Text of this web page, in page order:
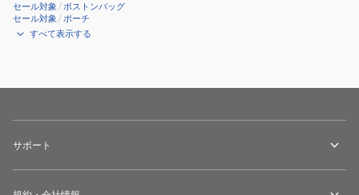
セール対象 /ボストンバッグ
セール対象 /ポーチ
すべて表示する
サポート